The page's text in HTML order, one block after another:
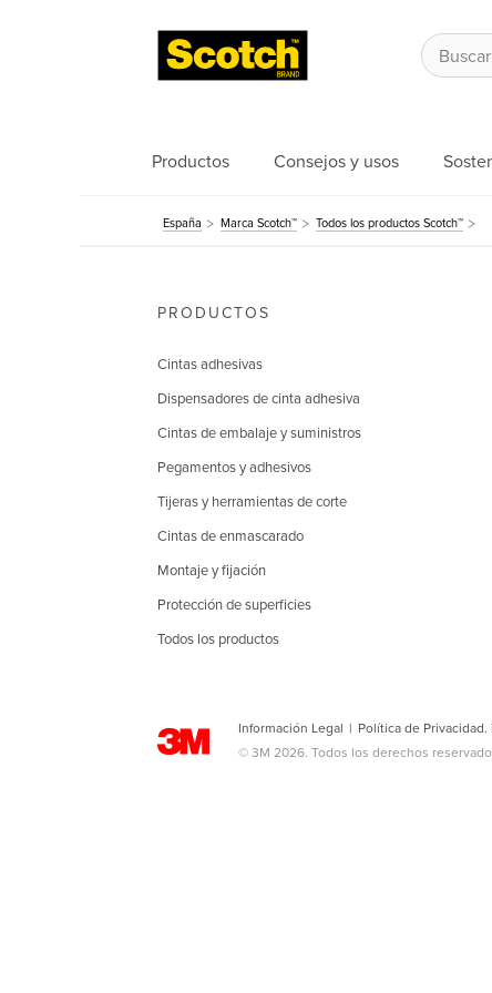
Productos Consejos y usos
España Marca Scotch™ Todos los productos Scotch™
PRODUCTOS
Cintas adhesivas
Dispensadores de cinta adhesiva
Cintas de embalaje y suministros
Pegamentos y adhesivos
Tijeras y herramientas de corte
Cintas de enmascarado
Montaje y fijación
Protección de superficies
Todos los productos
Información Legal | Política de
© 3M 2026. Todos los derechos